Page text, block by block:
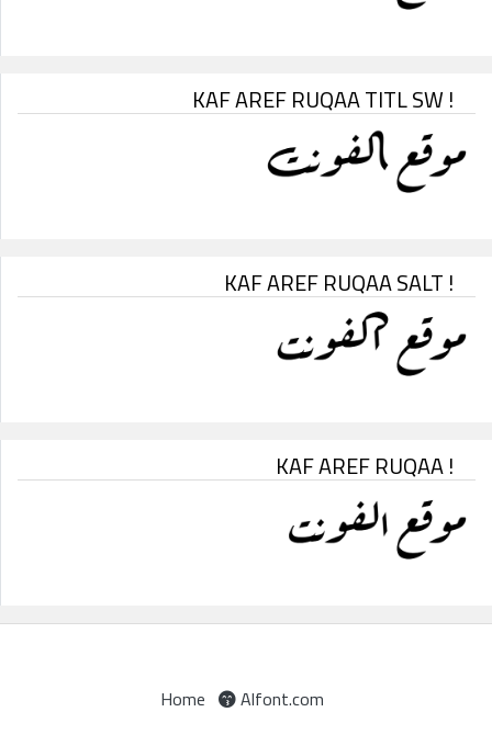
KAF AREF RUQAA TITL SW !
KAF AREF RUQAA SALT !
KAF AREF RUQAA !
Home Alfont.com